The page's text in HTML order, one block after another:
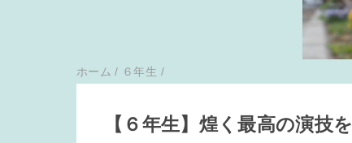
ホーム / ６年生 /
【６年生】煌く最高の演技を